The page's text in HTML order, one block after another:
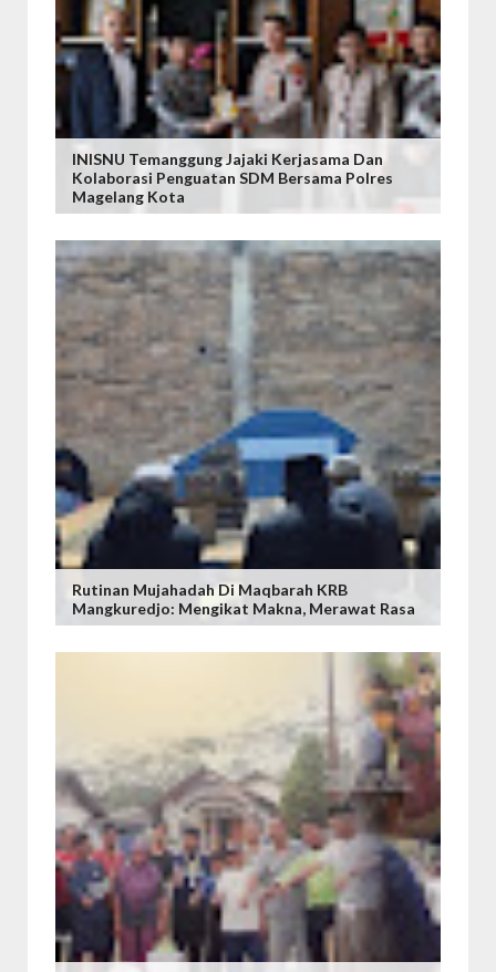
INISNU Temanggung Jajaki Kerjasama Dan
Kolaborasi Penguatan SDM Bersama Polres
Magelang Kota
Rutinan Mujahadah Di Maqbarah KRB
Mangkuredjo: Mengikat Makna, Merawat Rasa